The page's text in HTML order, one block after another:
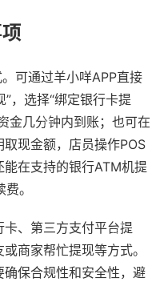
可通过羊小咩APP直接
”，选择“绑定银行卡提
金几分钟内到账；也可在
现金额，店员操作POS
在支持的银行ATM机提
。
、第三方支付平台提
商家帮忙提现等方式。
保合规性和安全性，避